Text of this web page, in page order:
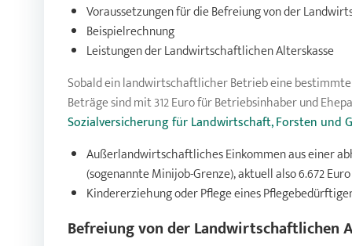
Voraussetzungen für die Befreiung von der
Beispielrechnung
Leistungen der Landwirtschaftlichen Alterskasse
Sobald ein landwirtschaftlicher Betrieb eine
Beträge sind mit 312 Euro für Betriebsinhaber und
Sozialversicherung für Landwirtschaft, Forsten und
Außerlandwirtschaftliches Einkommen aus einer
(sogenannte Minijob-Grenze), aktuell also 6.672
Kindererziehung oder Pflege eines
Befreiung von derLandwirtschaftlichen